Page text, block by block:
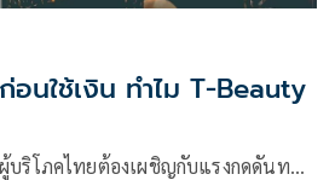
นใช้เงิน ทำไม T-Beauty
บริโภคไทยต้องเผชิญกับแรงกดดันท…